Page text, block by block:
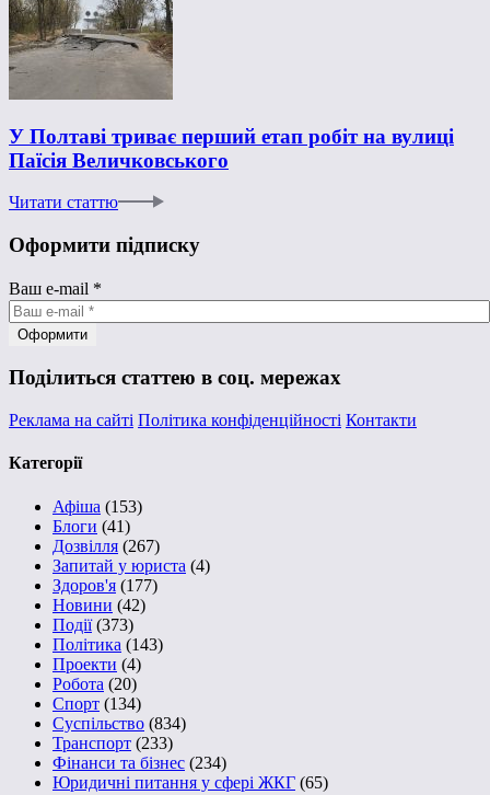
У Полтаві триває перший етап робіт на вулиці
Паїсія Величковського
Читати статтю
Оформити підписку
Ваш e-mail *
Поділиться статтею в соц. мережах
Реклама на сайті Політика конфіденційності Контакти
Категорії
Афіша (153)
Блоги (41)
Дозвілля (267)
Запитай у юриста (4)
Здоров'я (177)
Новини (42)
Події(373)
Політика (143)
Проекти (4)
Робота (20)
Спорт (134)
Суспільство (834)
Транспорт (233)
Фінанси та бізнес (234)
Юридичні питання у сфері ЖКГ (65)